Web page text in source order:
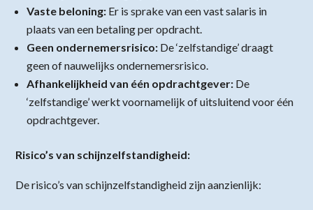
Vaste beloning: Er is sprake van een vast salaris in
plaats van een betaling per opdracht.
Geen ondernemersrisico: De ‘zelfstandige’ draagt
geen of nauwelijks ondernemersrisico.
Afhankelijkheid van één opdrachtgever: De
‘zelfstandige’ werkt voornamelijk of uitsluitend voor één
opdrachtgever.
Risico’s van schijnzelfstandigheid:
De risico’s van schijnzelfstandigheid zijn aanzienlijk: